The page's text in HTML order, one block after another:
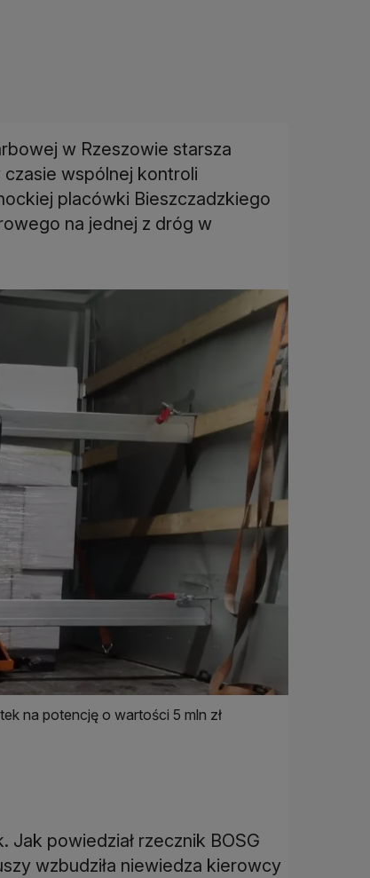
w Rzeszowie starsza
wspólnej kontroli
placówki Bieszczadzkiego
na jednej z dróg w
na potencję o wartości 5 mln zł
powiedział rzecznik BOSG
wzbudziła niewiedza kierowcy